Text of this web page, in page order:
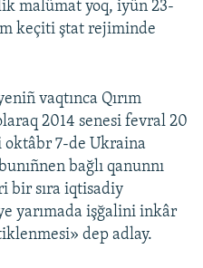
malümat yoq, iyün 23-
keçiti ştat rejiminde
vaqtınca Qırım
2014 senesi fevral 20
oktâbr 7-de Ukraina
bağlı qanunnı
bir sıra iqtisadiy
yarımada işğalini inkâr
dep adlay.